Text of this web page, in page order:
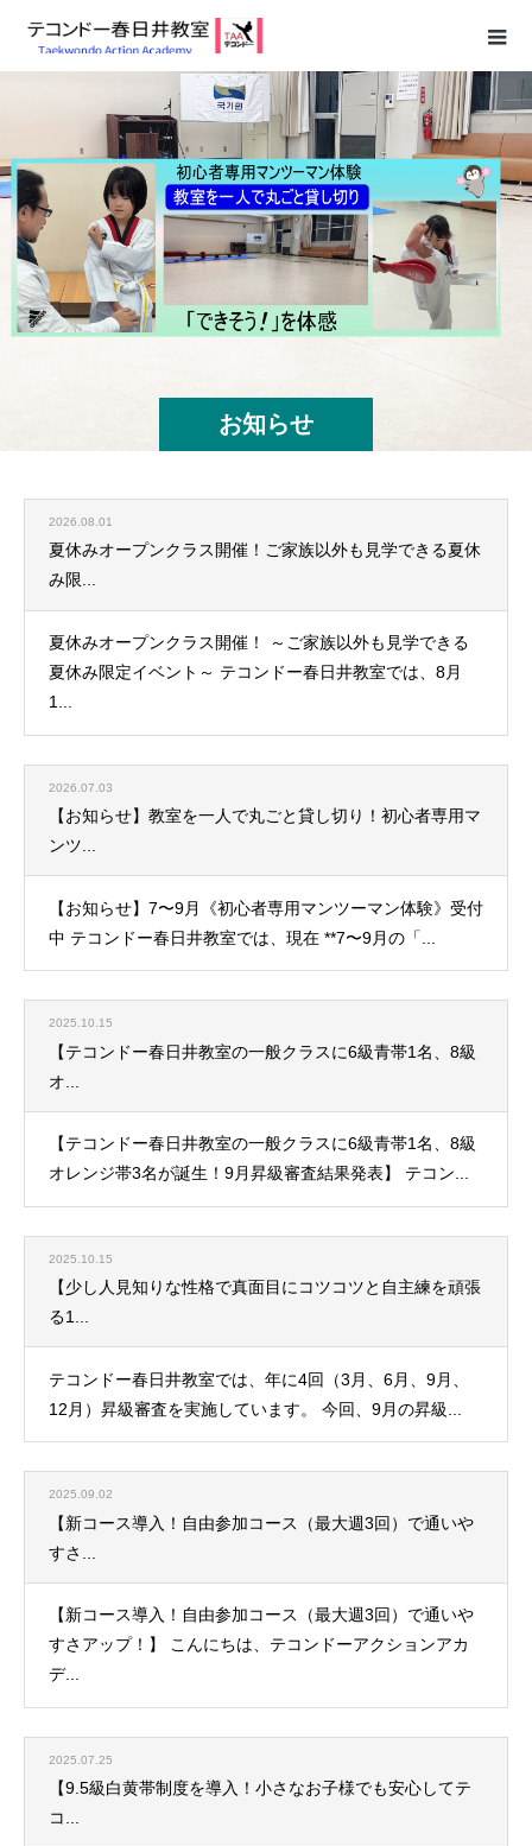
お知らせ
2026.08.01
夏休みオープンクラス開催！ご家族以外も見学できる夏休
み限...
夏休みオープンクラス開催！ ～ご家族以外も見学できる
夏休み限定イベント～ テコンドー春日井教室では、8月
1...
2026.07.03
【お知らせ】教室を一人で丸ごと貸し切り！初心者専用マ
ンツ...
【お知らせ】7〜9月《初心者専用マンツーマン体験》受付
中 テコンドー春日井教室では、現在 **7〜9月の「...
2025.10.15
【テコンドー春日井教室の一般クラスに6級青帯1名、8級
オ...
【テコンドー春日井教室の一般クラスに6級青帯1名、8級
オレンジ帯3名が誕生！9月昇級審査結果発表】 テコン...
2025.10.15
【少し人見知りな性格で真面目にコツコツと自主練を頑張
る1...
テコンドー春日井教室では、年に4回（3月、6月、9月、
12月）昇級審査を実施しています。 今回、9月の昇級...
2025.09.02
【新コース導入！自由参加コース（最大週3回）で通いや
すさ...
【新コース導入！自由参加コース（最大週3回）で通いや
すさアップ！】 こんにちは、テコンドーアクションアカ
デ...
2025.07.25
【9.5級白黄帯制度を導入！小さなお子様でも安心してテ
コ...